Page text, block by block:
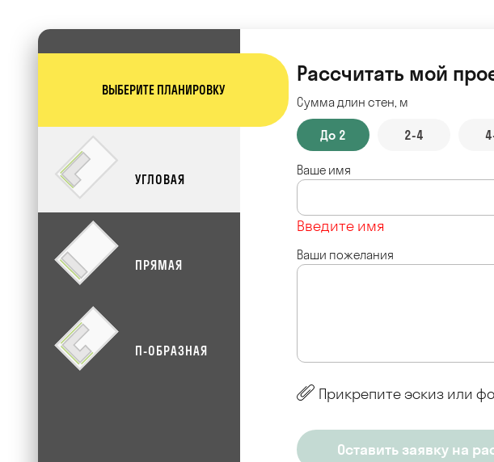
ВЫБЕРИТЕ ПЛАНИРОВКУ
УГЛОВАЯ
ПРЯМАЯ
П-ОБРАЗНАЯ
Рассчитать мой
Сумма длин стен, м
До 2 2-4
Ваше имя
Введите имя
Ваши пожелания
Прикрепите эскиз или